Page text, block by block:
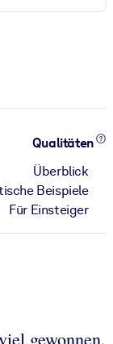
Qualitäten
Überblick
Beispiele
Für Einsteiger
gewonnen.